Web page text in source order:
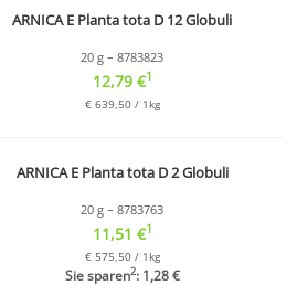
ARNICA E Planta tota D 12 Globuli
20 g – 8783823
12,79 €1
€ 639,50 / 1kg
ARNICA E Planta tota D 2 Globuli
20 g – 8783763
11,51 €1
€ 575,50 / 1kg
Sie sparen2: 1,28 €